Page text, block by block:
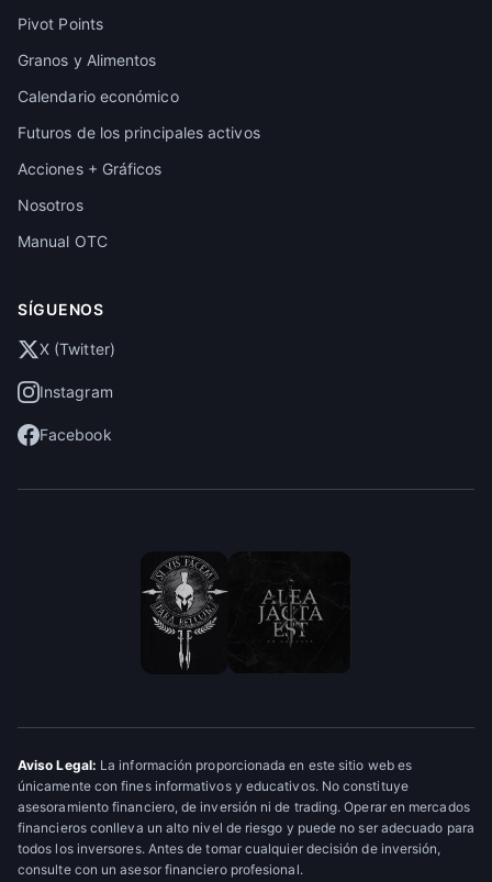
Pivot Points
Granos y Alimentos
Calendario económico
Futuros de los principales activos
Acciones + Gráficos
Nosotros
Manual OTC
SÍGUENOS
X (Twitter)
Instagram
Facebook
Aviso Legal: La información proporcionada en este sitio web es
únicamente con fines informativos y educativos. No constituye
asesoramiento financiero, de inversión ni de trading. Operar en mercados
financieros conlleva un alto nivel de riesgo y puede no ser adecuado para
todos los inversores. Antes de tomar cualquier decisión de inversión,
consulte con un asesor financiero profesional.